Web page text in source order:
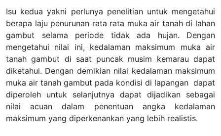
Isu kedua yakni perlunya penelitian untuk mengetahui
berapa laju penurunan rata rata muka air tanah di lahan
gambut selama periode tidak ada hujan. Dengan
mengetahui nilai ini, kedalaman maksimum muka air
tanah gambut di saat puncak musim kemarau dapat
diketahui. Dengan demikian nilai kedalaman maksimum
muka air tanah gambut pada kondisi di lapangan dapat
diperoleh untuk selanjutnya dapat dijadikan sebagai
nilai acuan dalam penentuan angka kedalaman
maksimum yang diperkenankan yang lebih realistis.